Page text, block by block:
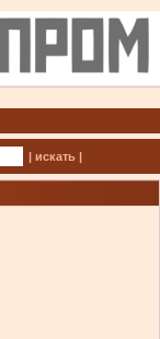
| искать |